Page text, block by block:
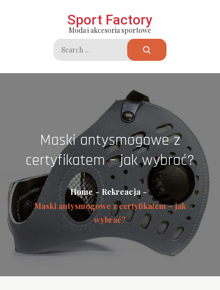
Sport Factory
Moda i akcesoria sportowe
Search
for:
Maski antysmogowe z
certyfikatem – jak wybrać?
Home
Rekreacja
Maski antysmogowe z certyfikatem – jak
wybrać?